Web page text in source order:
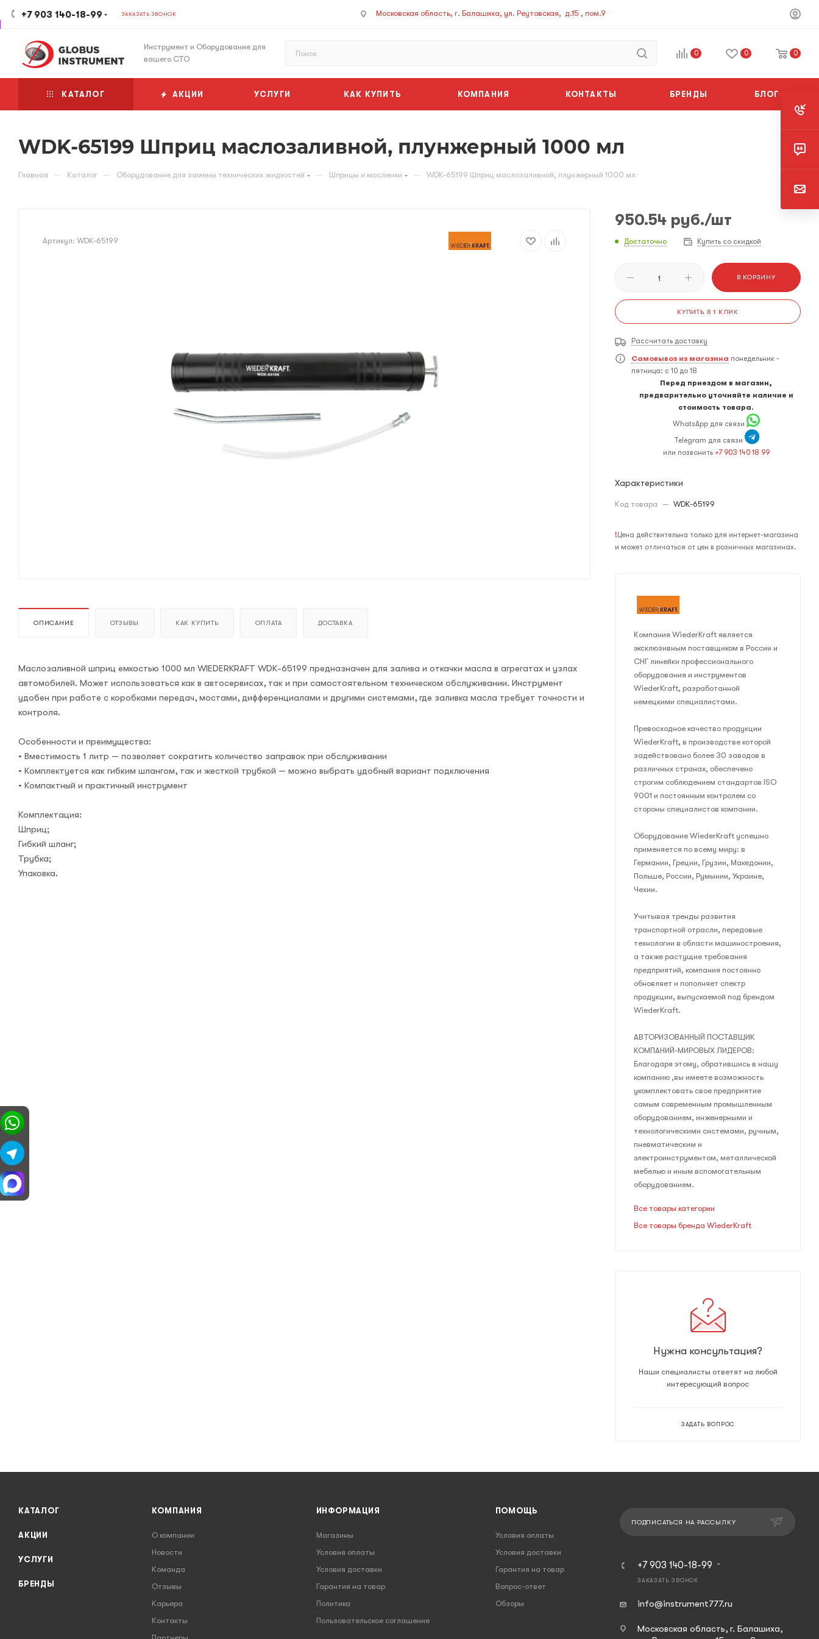
+7 903 140-18-99 ЗАКАЗАТЬ ЗВОНОК Московская область, г. Балашиха, ул. Реутовская, д.15 , пом.9
Инструмент и Оборудование для
вашего СТО
0 0 0
КАТАЛОГ АКЦИИ УСЛУГИ КАК КУПИТЬ КОМПАНИЯ КОНТАКТЫ БРЕНДЫ БЛОГ
WDK-65199 Шприц маслозаливной, плунжерный 1000 мл
Главная — Каталог — Оборудование для замены технических жидкостей — Шприцы и масленки — WDK-65199 Шприц маслозаливной, плунжерный 1000 мл
Артикул: WDK-65199
ОПИСАНИЕ ОТЗЫВЫ КАК КУПИТЬ ОПЛАТА ДОСТАВКА
Маслозаливной шприц емкостью 1000 мл WIEDERKRAFT WDK-65199 предназначен для залива и откачки масла в агрегатах и узлах
автомобилей. Может использоваться как в автосервисах, так и при самостоятельном техническом обслуживании. Инструмент
удобен при работе с коробками передач, мостами, дифференциалами и другими системами, где заливка масла требует точности и
контроля.
Особенности и преимущества:
• Вместимость 1 литр — позволяет сократить количество заправок при обслуживании
• Комплектуется как гибким шлангом, так и жесткой трубкой — можно выбрать удобный вариант подключения
• Компактный и практичный инструмент
Комплектация:
Шприц;
Гибкий шланг;
Трубка;
Упаковка.
950.54 руб./шт
Достаточно Купить со скидкой
В КОРЗИНУ
КУПИТЬ В 1 КЛИК
Рассчитать доставку
Самовывоз из магазина понедельник -
пятница: с 10 до 18
Перед приездом в магазин,
предварительно уточняйте наличие и
стоимость товара.
WhatsApp для связи
Telegram для связи
или позвонить +7 903 140 18 99
Характеристики
Код товара — WDK-65199
! Цена действительна только для интернет-магазина
и может отличаться от цен в розничных магазинах.
Компания WiederKraft является
эксклюзивным поставщиком в России и
СНГ линейки профессионального
оборудования и инструментов
WiederKraft, разработанной
немецкими специалистами.
Превосходное качество продукции
WiederKraft, в производстве которой
задействовано более 30 заводов в
различных странах, обеспечено
строгим соблюдением стандартов ISO
9001 и постоянным контролем со
стороны специалистов компании.
Оборудование WiederKraft успешно
применяется по всему миру: в
Германии, Греции, Грузии, Македонии,
Польше, России, Румынии, Украине,
Чехии.
Учитывая тренды развития
транспортной отрасли, передовые
технологии в области машиностроения,
а также растущие требования
предприятий, компания постоянно
обновляет и пополняет спектр
продукции, выпускаемой под брендом
WiederKraft.
АВТОРИЗОВАННЫЙ ПОСТАВЩИК
КОМПАНИЙ-МИРОВЫХ ЛИДЕРОВ:
Благодаря этому, обратившись в нашу
компанию ,вы имеете возможность
укомплектовать свое предприятие
самым современным промышленным
оборудованием, инженерными и
технологическими системами, ручным,
пневматическим и
электроинструментом, металлической
мебелью и иным вспомогательным
оборудованием.
Все товары категории
Все товары бренда WiederKraft
Нужна консультация?
Наши специалисты ответят на любой
интересующий вопрос
ЗАДАТЬ ВОПРОС
КАТАЛОГ
АКЦИИ
УСЛУГИ
БРЕНДЫ
КОМПАНИЯ
О компании
Новости
Команда
Отзывы
Карьера
Контакты
ИНФОРМАЦИЯ
Магазины
Условия оплаты
Условия доставки
Гарантия на товар
Политика
Пользовательское соглашение
ПОМОЩЬ
Условия оплаты
Условия доставки
Гарантия на товар
Вопрос-ответ
Обзоры
ПОДПИСАТЬСЯ НА РАССЫЛКУ
+7 903 140-18-99
ЗАКАЗАТЬ ЗВОНОК
info@instrument777.ru
Московская область, г. Балашиха,